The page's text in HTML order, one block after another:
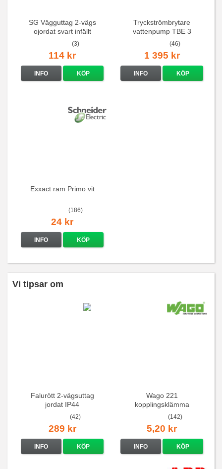
SG Vägguttag 2-vägs
ojordat svart infällt
16A/250V
(3)
114 kr
INFO KÖP
Tryckströmbrytare
vattenpump TBE 3
(46)
1 395 kr
INFO KÖP
Exxact ram Primo vit
(186)
24 kr
INFO KÖP
Vi tipsar om
Falurött 2-vägsuttag
jordat IP44
(42)
289 kr
INFO KÖP
Wago 221
kopplingsklämma
(142)
5,20 kr
INFO KÖP